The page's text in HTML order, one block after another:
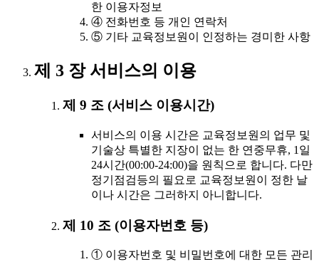
한 이용자정보
④ 전화번호 등 개인 연락처
⑤ 기타 교육정보원이 인정하는 경미한 사항
제 3 장 서비스의 이용
제 9 조 (서비스 이용시간)
서비스의 이용 시간은 교육정보원의 업무 및
기술상 특별한 지장이 없는 한 연중무휴, 1일
24시간(00:00-24:00)을 원칙으로 합니다. 다만
정기점검등의 필요로 교육정보원이 정한 날
이나 시간은 그러하지 아니합니다.
제 10 조 (이용자번호 등)
① 이용자번호 및 비밀번호에 대한 모든 관리